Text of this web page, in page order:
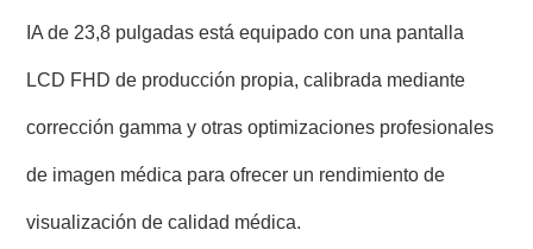
IA de 23,8 pulgadas está equipado con una pantalla
LCD FHD de producción propia, calibrada mediante
corrección gamma y otras optimizaciones profesionales
de imagen médica para ofrecer un rendimiento de
visualización de calidad médica.